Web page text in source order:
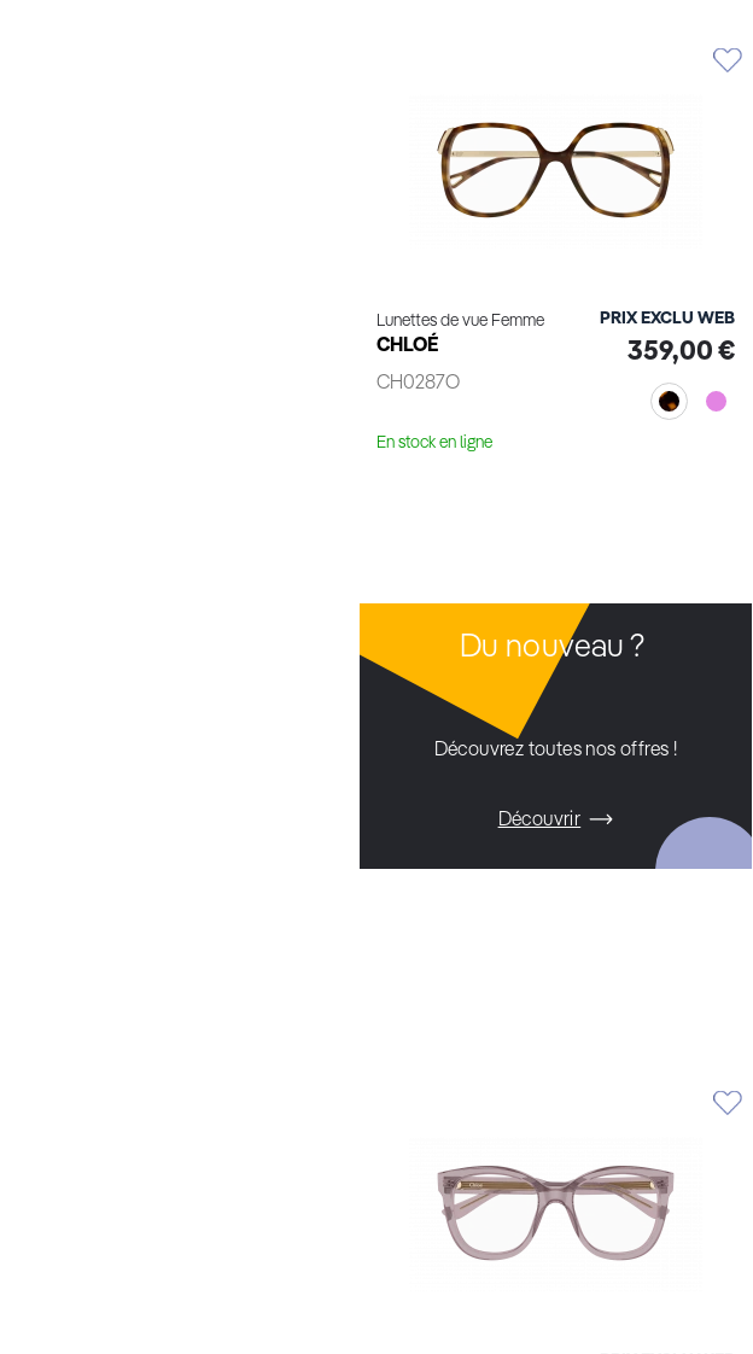
Lunettes de vue Femme
CHLOÉ
CH0287O
PRIX EXCLU WEB
359,00 €
En stock en ligne
Du nouveau ?
Découvrez toutes nos offres !
Découvrir